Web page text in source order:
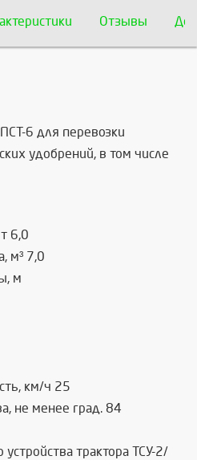
Отзывы
6 для перевозки
удобрений, в том числе
6,0
м³ 7,0
м
км/ч 25
не менее град. 84
устройства трактора ТСУ-2/